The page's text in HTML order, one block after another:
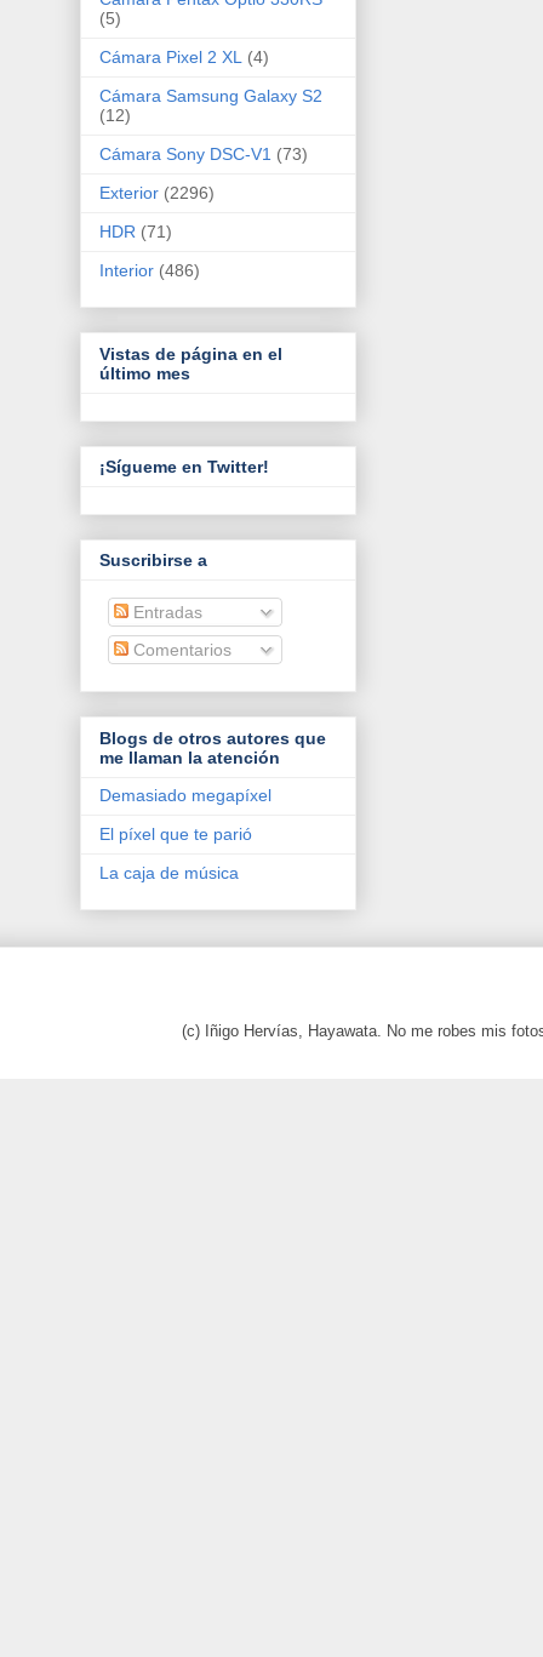
(5)
Cámara Pixel 2 XL
(4)
Cámara Samsung Galaxy S2
(12)
Cámara Sony DSC-V1 (73)
Exterior (2296)
HDR (71)
Interior (486)
Vistas de página en el
último mes
¡Sígueme en Twitter!
Suscribirse a
Entradas
Comentarios
Blogs de otros autores que
me llaman la atención
Demasiado megapíxel
El píxel que te parió
La caja de música
(c) Iñigo Hervías, Hayawata. No me robes mis